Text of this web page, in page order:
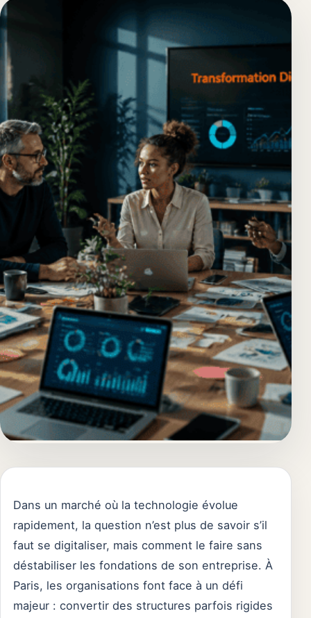
Dans un marché où la technologie évolue
rapidement, la question n’est plus de savoir s’il
faut se digitaliser, mais comment le faire sans
déstabiliser les fondations de son entreprise. À
Paris, les organisations font face à un défi
majeur : convertir des structures parfois rigides